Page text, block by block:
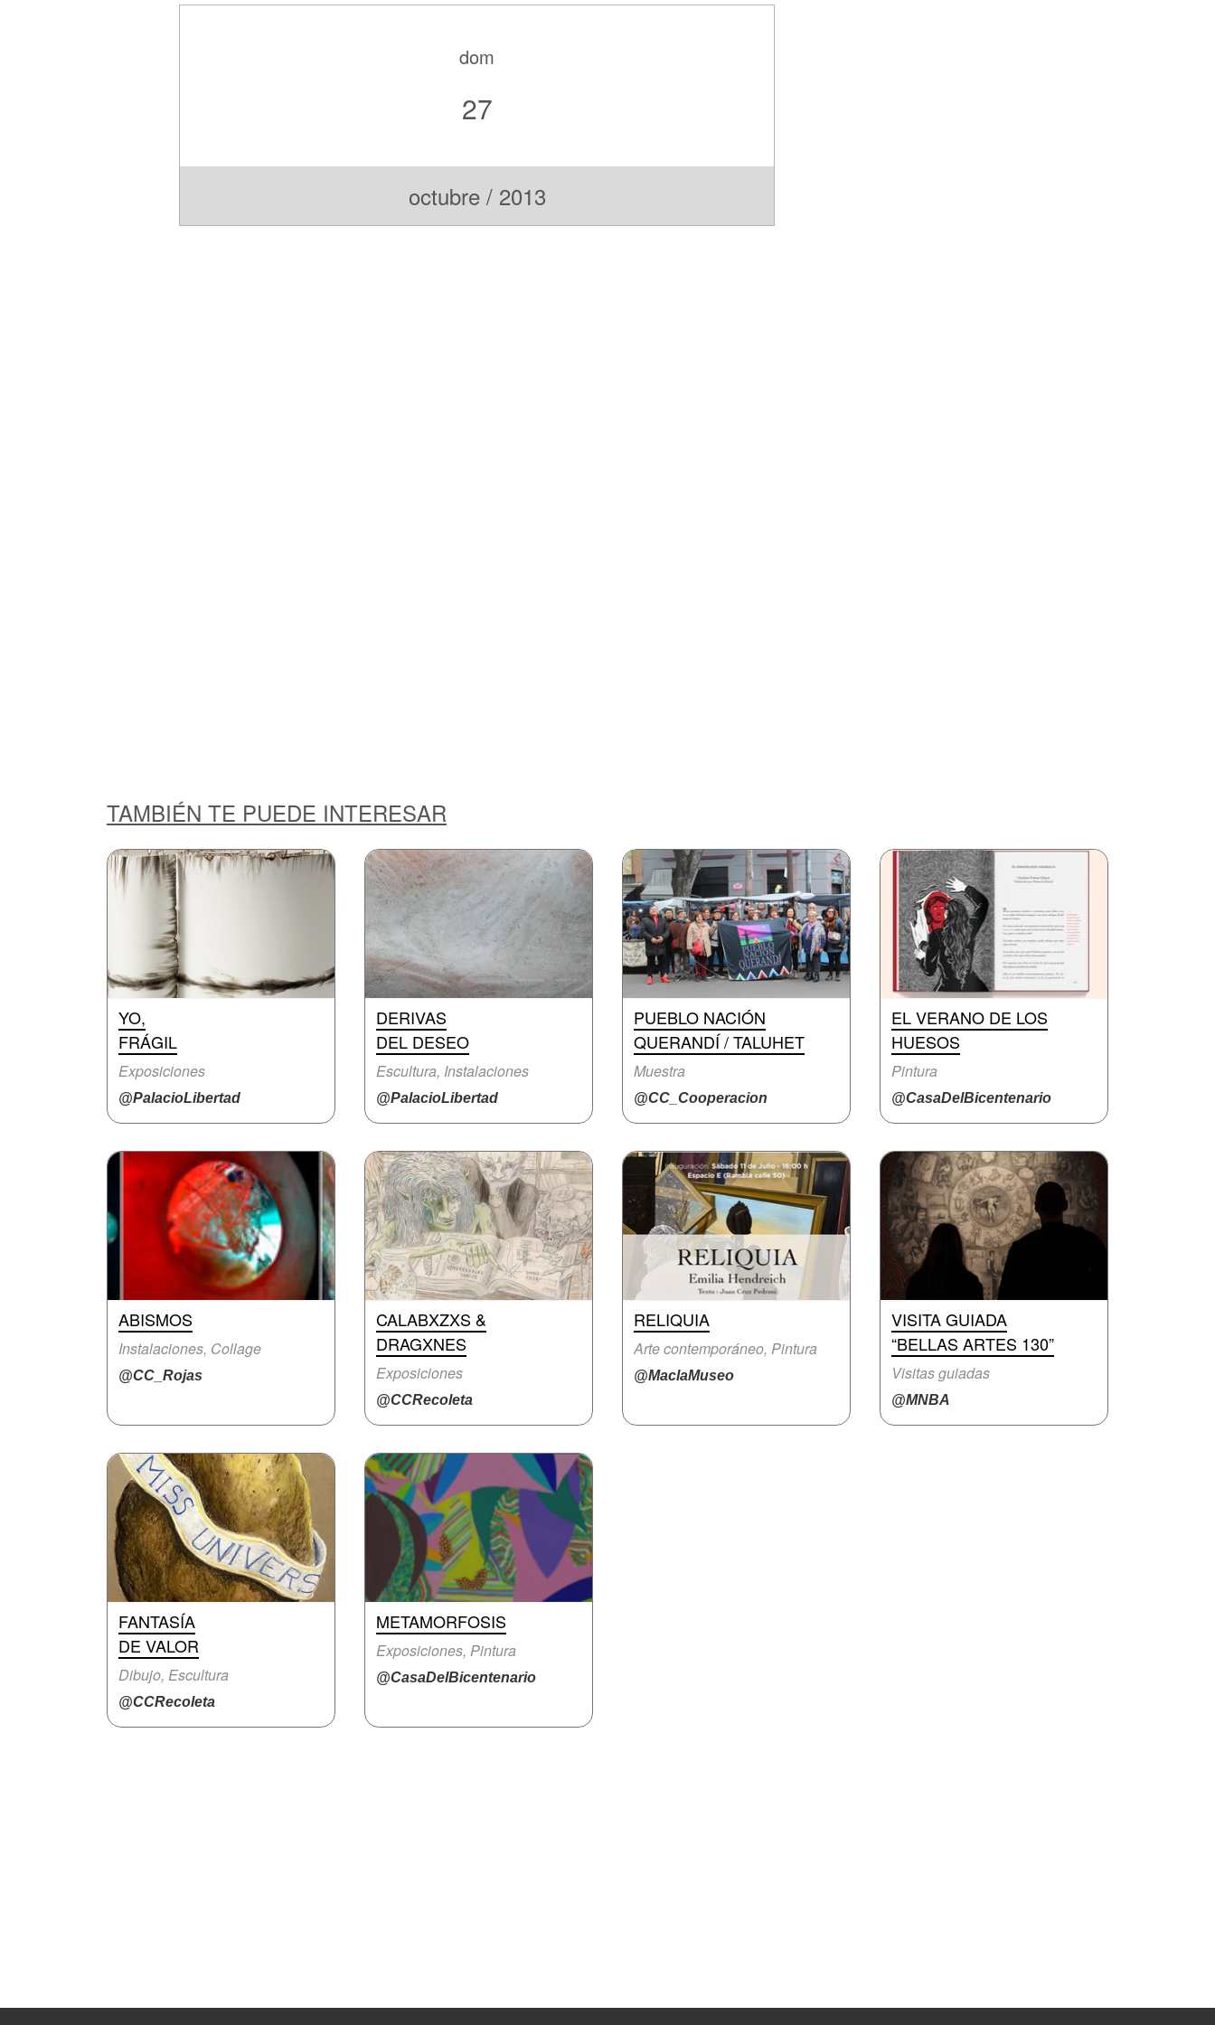
dom
27
octubre / 2013
TAMBIÉN TE PUEDE INTERESAR
YO,
FRÁGIL
Exposiciones
@PalacioLibertad
DERIVAS
DEL DESEO
Escultura, Instalaciones
@PalacioLibertad
PUEBLO NACIÓN
QUERANDÍ / TALUHET
Muestra
@CC_Cooperacion
EL VERANO DE LOS
HUESOS
Pintura
@CasaDelBicentenario
ABISMOS
Instalaciones, Collage
@CC_Rojas
CALABXZXS &
DRAGXNES
Exposiciones
@CCRecoleta
RELIQUIA
Arte contemporáneo, Pintura
@MaclaMuseo
VISITA GUIADA
“BELLAS ARTES 130”
Visitas guiadas
@MNBA
FANTASÍA
DE VALOR
Dibujo, Escultura
@CCRecoleta
METAMORFOSIS
Exposiciones, Pintura
@CasaDelBicentenario